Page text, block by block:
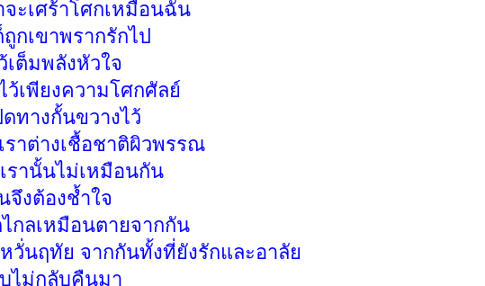
จะเศร้าโศกเหมือนฉัน
กเขาพรากรักไป
เต็มพลังหัวใจ
ว้เพียงความโศกศัลย์
ทางกั้นขวางไว้
ราต่างเชื้อชาติผิวพรรณ
รานั้นไม่เหมือนกัน
จึงต้องช้ำใจ
กลเหมือนตายจากกัน
วั่นฤทัย จากกันทั้งที่ยังรักและอาลัย
ไม่กลับคืนมา